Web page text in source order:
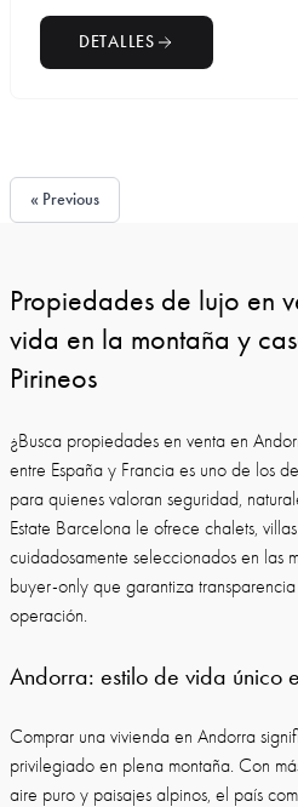
DETALLES
« Previous
Propiedades de lujo en
vida en la montaña y
Pirineos
¿Busca propiedades en venta en
entre España y Francia es uno de los
para quienes valoran seguridad,
Estate Barcelona le ofrece chalets,
cuidadosamente seleccionados en las
buyer-only que garantiza
operación.
Andorra: estilo de vida único
Comprar una vivienda en Andorra
privilegiado en plena montaña. Con
aire puro y paisajes alpinos, el país